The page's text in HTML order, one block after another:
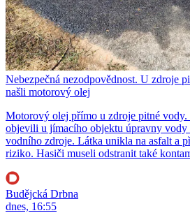
Nebezpečná nezodpovědnost. U zdroje
našli motorový olej
Motorový olej přímo u zdroje pitné
objevili u jímacího objektu úpravny vody
vodního zdroje. Látka unikla na asfalt a
riziko. Hasiči museli odstranit také
Budějcká Drbna
dnes, 16:55